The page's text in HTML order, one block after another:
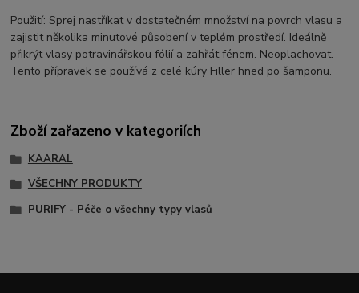
Použití: Sprej nastříkat v dostatečném množství na povrch vlasu a
zajistit několika minutové působení v teplém prostředí. Ideálně
přikrýt vlasy potravinářskou fólií a zahřát fénem. Neoplachovat.
Tento přípravek se používá z celé kúry Filler hned po šamponu.
Zboží zařazeno v kategoriích
KAARAL
VŠECHNY PRODUKTY
PURIFY - Péče o všechny typy vlasů